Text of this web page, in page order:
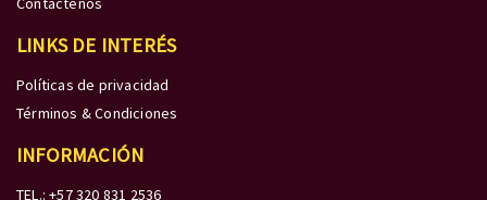
LINKS DE INTERÉS
Políticas de privacidad
Términos & Condiciones
INFORMACIÓN
TEL.: +57 320 831 2536